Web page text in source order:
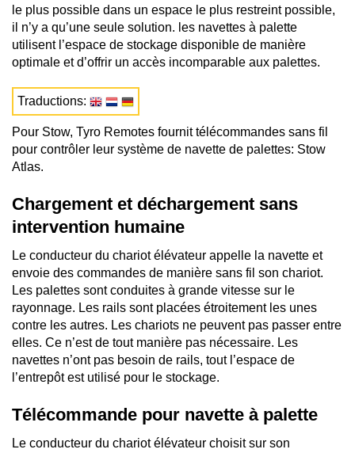
le plus possible dans un espace le plus restreint possible,
il n’y a qu’une seule solution. les navettes à palette
utilisent l’espace de stockage disponible de manière
optimale et d’offrir un accès incomparable aux palettes.
Traductions:
Pour Stow, Tyro Remotes fournit télécommandes sans fil
pour contrôler leur système de navette de palettes: Stow
Atlas.
Chargement et déchargement sans
intervention humaine
Le conducteur du chariot élévateur appelle la navette et
envoie des commandes de manière sans fil son chariot.
Les palettes sont conduites à grande vitesse sur le
rayonnage. Les rails sont placées étroitement les unes
contre les autres. Les chariots ne peuvent pas passer entre
elles. Ce n’est de tout manière pas nécessaire. Les
navettes n’ont pas besoin de rails, tout l’espace de
l’entrepôt est utilisé pour le stockage.
Télécommande pour navette à palette
Le conducteur du chariot élévateur choisit sur son